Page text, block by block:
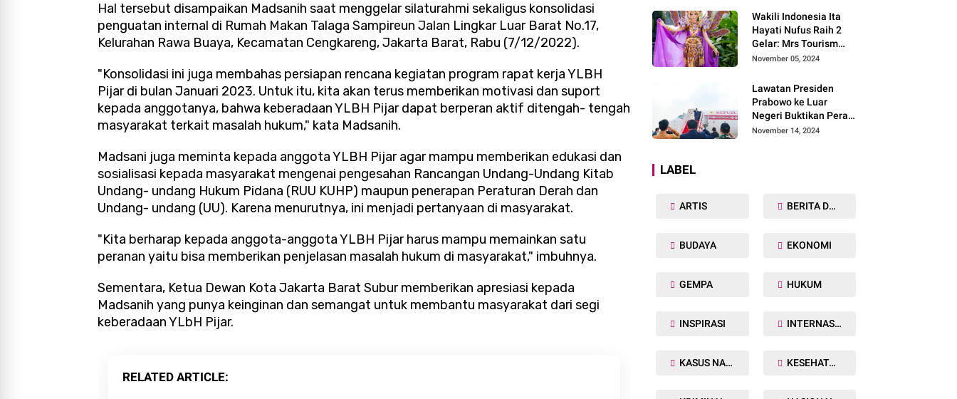
Hal tersebut disampaikan Madsanih saat menggelar silaturahmi sekaligus konsolidasi
penguatan internal di Rumah Makan Talaga Sampireun Jalan Lingkar Luar Barat No.17,
Kelurahan Rawa Buaya, Kecamatan Cengkareng, Jakarta Barat, Rabu (7/12/2022).
"Konsolidasi ini juga membahas persiapan rencana kegiatan program rapat kerja YLBH
Pijar di bulan Januari 2023. Untuk itu, kita akan terus memberikan motivasi dan suport
kepada anggotanya, bahwa keberadaan YLBH Pijar dapat berperan aktif ditengah- tengah
masyarakat terkait masalah hukum," kata Madsanih.
Madsani juga meminta kepada anggota YLBH Pijar agar mampu memberikan edukasi dan
sosialisasi kepada masyarakat mengenai pengesahan Rancangan Undang-Undang Kitab
Undang- undang Hukum Pidana (RUU KUHP) maupun penerapan Peraturan Derah dan
Undang- undang (UU). Karena menurutnya, ini menjadi pertanyaan di masyarakat.
"Kita berharap kepada anggota-anggota YLBH Pijar harus mampu memainkan satu
peranan yaitu bisa memberikan penjelasan masalah hukum di masyarakat," imbuhnya.
Sementara, Ketua Dewan Kota Jakarta Barat Subur memberikan apresiasi kepada
Madsanih yang punya keinginan dan semangat untuk membantu masyarakat dari segi
keberadaan YLbH Pijar.
RELATED ARTICLE
Wakili Indonesia Ita
Hayati Nufus Raih 2
Gelar: Mrs Tourism
2024 dan Fourth
Worldwide
International 2024, di
Pemilihan Mrs
Worldwide 2024
November 05, 2024
Lawatan Presiden
Prabowo ke Luar
Negeri Buktikan Peran
Strategis Indonesia di
November 14, 2024
LABEL
ARTIS BERITA DAERAH
BUDAYA EKONOMI
GEMPA HUKUM
INSPIRASI INTERNASIONAL
KASUS NARKOBA KESEHATAN TUBUH